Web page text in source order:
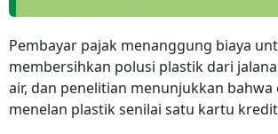
Pembayar pajak menanggung biaya
membersihkan polusi plastik dari
air, dan penelitian menunjukkan
menelan plastik senilai satu kartu